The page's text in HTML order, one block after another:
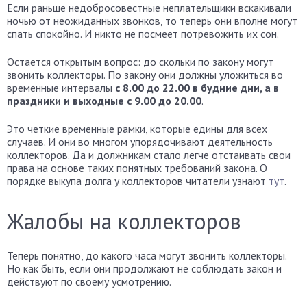
Если раньше недобросовестные неплательщики вскакивали
ночью от неожиданных звонков, то теперь они вполне могут
спать спокойно. И никто не посмеет потревожить их сон.
Остается открытым вопрос: до скольки по закону могут
звонить коллекторы. По закону они должны уложиться во
временные интервалы с 8.00 до 22.00 в будние дни, а в
праздники и выходные с 9.00 до 20.00.
Это четкие временные рамки, которые едины для всех
случаев. И они во многом упорядочивают деятельность
коллекторов. Да и должникам стало легче отстаивать свои
права на основе таких понятных требований закона. О
порядке выкупа долга у коллекторов читатели узнают тут.
Жалобы на коллекторов
Теперь понятно, до какого часа могут звонить коллекторы.
Но как быть, если они продолжают не соблюдать закон и
действуют по своему усмотрению.